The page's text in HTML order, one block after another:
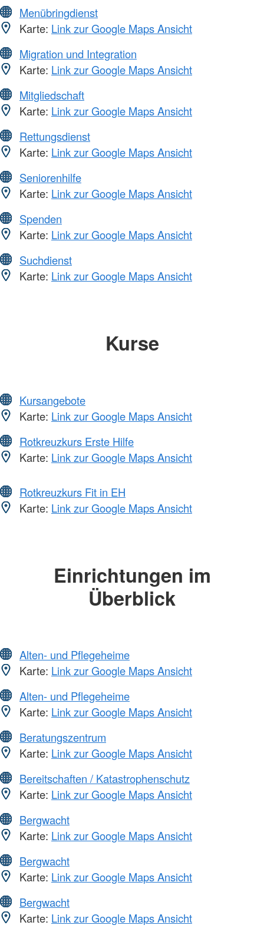
Menübringdienst
Karte: Link zur Google Maps Ansicht
Migration und Integration
Karte: Link zur Google Maps Ansicht
Mitgliedschaft
Karte: Link zur Google Maps Ansicht
Rettungsdienst
Karte: Link zur Google Maps Ansicht
Seniorenhilfe
Karte: Link zur Google Maps Ansicht
Spenden
Karte: Link zur Google Maps Ansicht
Suchdienst
Karte: Link zur Google Maps Ansicht
Kurse
Kursangebote
Karte: Link zur Google Maps Ansicht
Rotkreuzkurs Erste Hilfe
Karte: Link zur Google Maps Ansicht
Rotkreuzkurs Fit in EH
Karte: Link zur Google Maps Ansicht
Einrichtungen im
Überblick
Alten- und Pflegeheime
Karte: Link zur Google Maps Ansicht
Alten- und Pflegeheime
Karte: Link zur Google Maps Ansicht
Beratungszentrum
Karte: Link zur Google Maps Ansicht
Bereitschaften / Katastrophenschutz
Karte: Link zur Google Maps Ansicht
Bergwacht
Karte: Link zur Google Maps Ansicht
Bergwacht
Karte: Link zur Google Maps Ansicht
Bergwacht
Karte: Link zur Google Maps Ansicht